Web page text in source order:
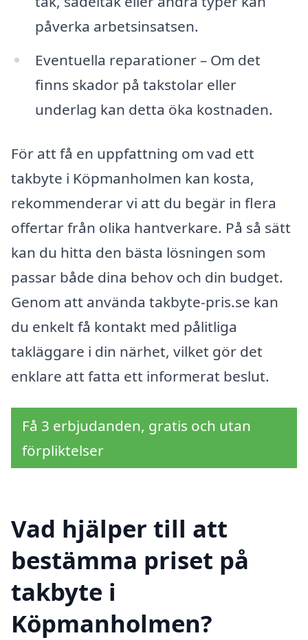
påverka arbetsinsatsen.
Eventuella reparationer – Om det
finns skador på takstolar eller
underlag kan detta öka kostnaden.
För att få en uppfattning om vad ett
takbyte i Köpmanholmen kan kosta,
rekommenderar vi att du begär in flera
offertar från olika hantverkare. På så sätt
kan du hitta den bästa lösningen som
passar både dina behov och din budget.
Genom att använda takbyte-pris.se kan
du enkelt få kontakt med pålitliga
takläggare i din närhet, vilket gör det
enklare att fatta ett informerat beslut.
Få 3 erbjudanden, gratis och utan
förpliktelser
Vad hjälper till att
bestämma priset på
takbyte i
Köpmanholmen?